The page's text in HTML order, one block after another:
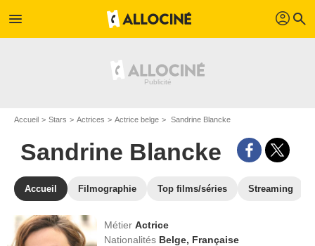
menu profil search
Accueil Stars Actrices Actrice belge Sandrine Blancke
Sandrine Blancke
Accueil Filmographie Top films/séries Streaming
MétierActrice
Nationalités Belge, Française